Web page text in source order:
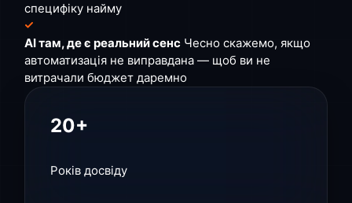
специфіку найму
AI там, де є реальний сенс Чесно скажемо, якщо
автоматизація не виправдана — щоб ви не
витрачали бюджет даремно
20+
Років досвіду